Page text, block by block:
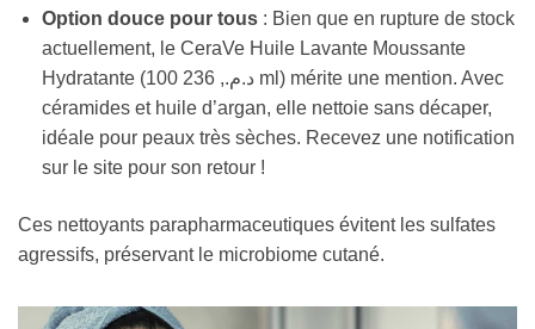
Option douce pour tous : Bien que en rupture de stock
actuellement, le CeraVe Huile Lavante Moussante
Hydratante (100 د.م., 236 ml) mérite une mention. Avec
céramides et huile d’argan, elle nettoie sans décaper,
idéale pour peaux très sèches. Recevez une notification
sur le site pour son retour !
Ces nettoyants parapharmaceutiques évitent les sulfates
agressifs, préservant le microbiome cutané.